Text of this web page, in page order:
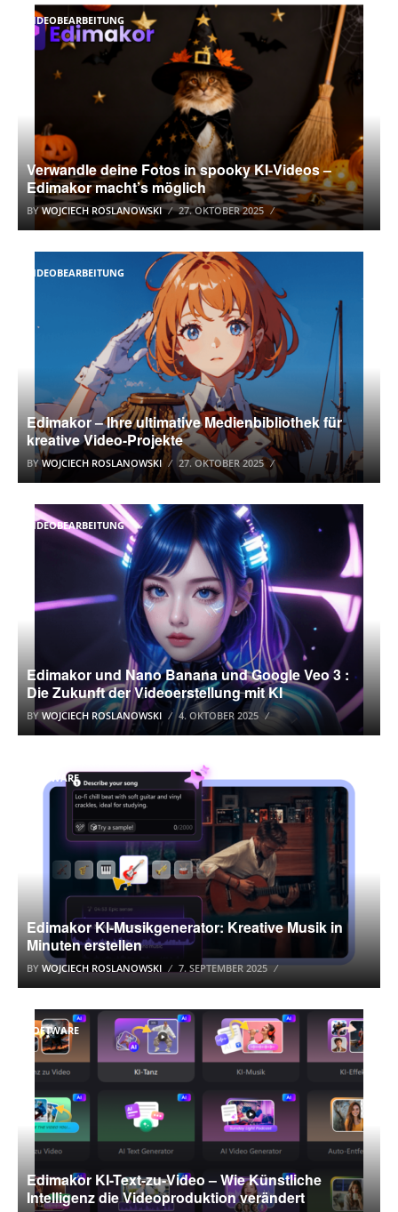
VIDEOBEARBEITUNG
Verwandle deine Fotos in spooky KI-Videos –
Edimakor macht’s möglich
BYWOJCIECH ROSLANOWSKI 27. OKTOBER 2025
VIDEOBEARBEITUNG
Edimakor – Ihre ultimative Medienbibliothek für
kreative Video-Projekte
BYWOJCIECH ROSLANOWSKI 27. OKTOBER 2025
VIDEOBEARBEITUNG
Edimakor und Nano Banana und Google Veo 3 :
Die Zukunft der Videoerstellung mit KI
BY WOJCIECH ROSLANOWSKI 4. OKTOBER 2025
SOFTWARE
Edimakor KI-Musikgenerator: Kreative Musik in
Minuten erstellen
BY WOJCIECH ROSLANOWSKI 7. SEPTEMBER 2025
SOFTWARE
Edimakor KI-Text-zu-Video – Wie Künstliche
Intelligenz die Videoproduktion verändert